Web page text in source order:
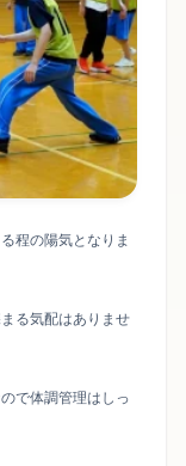
程の陽気となりま
る気配はありませ
で体調管理はしっ